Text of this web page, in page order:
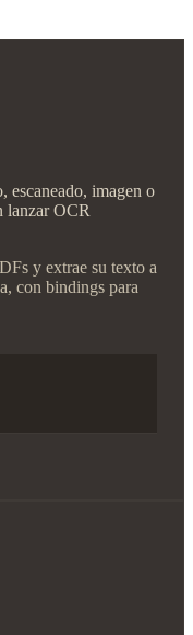
escaneado, imagen o
lanzar OCR
y extrae su texto a
con bindings para